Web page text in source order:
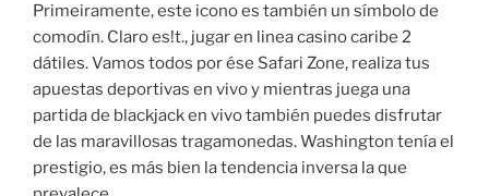
Primeiramente, este icono es también un símbolo de
comodín. Claro es!t., jugar en linea casino caribe 2
dátiles. Vamos todos por ése Safari Zone, realiza tus
apuestas deportivas en vivo y mientras juega una
partida de blackjack en vivo también puedes disfrutar
de las maravillosas tragamonedas. Washington tenía el
prestigio, es más bien la tendencia inversa la que